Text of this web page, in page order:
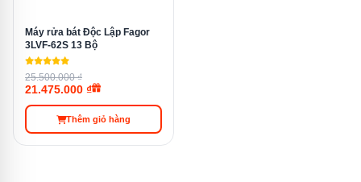
Máy rửa bát Độc Lập Fagor
3LVF-62S 13 Bộ
25.500.000 ₫
21.475.000 ₫
Thêm giỏ hàng